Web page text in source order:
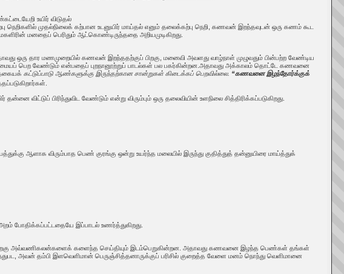
உயிர் விடுதல்
முதல்நிலைக் கற்பான உடனுயிர் மாய்தல் எனும் தலைக்கற்பு நெறி, கணவன் இறந்தவுடன் ஒரு கணம் கூட
மனதைப் பெரிதும் ஆட்கொண்டிருந்ததை அறியமுடிகிறது.
ஒரு தார மணமுறையில் கணவன் இறந்ததற்குப் பிறகு, மனைவி அவளது வாழ்நாள் முழுவதும் பின்பற்ற வேண்டிய
பெற வேண்டும் என்பதைப் புறநானூற்றுப் பாடல்கள் பல பகர்கின்றன.அதாவது அக்காலம் தொட்டே கணவனை
கட்டுப்பாடு ஆண்களுக்கு இருந்தற்கான சான்றுகள் கிடைக்கப் பெறவில்லை. “கணவனை இழந்தோர்க்குக்
பிரிந்துவிட வேண்டும் என்று விரும்பும் ஒரு தலைவியின் உளநிலை சித்திரிக்கப்படுகிறது.
ஆளாக விரும்பாத பெண் குரங்கு ஒன்று உயர்ந்த மலையில் இருந்து குதித்துத் தன்னுயிரை மாய்த்துக்
போதிக்கப்பட்டதையே இப்பாடல் உணர்த்துகிறது.
அவ்வணிகலன்களைக் களைந்த செய்தியும் இடம்பெறுகின்றன. அதாவது கணவனை இழந்த பெண்கள் தங்கள்
அவன் தம்பி இளவெளிமான் பெருஞ்சித்தனாருக்குப் பரிசில் குறைத்த வேளை மனம் நொந்து வெளிமானை